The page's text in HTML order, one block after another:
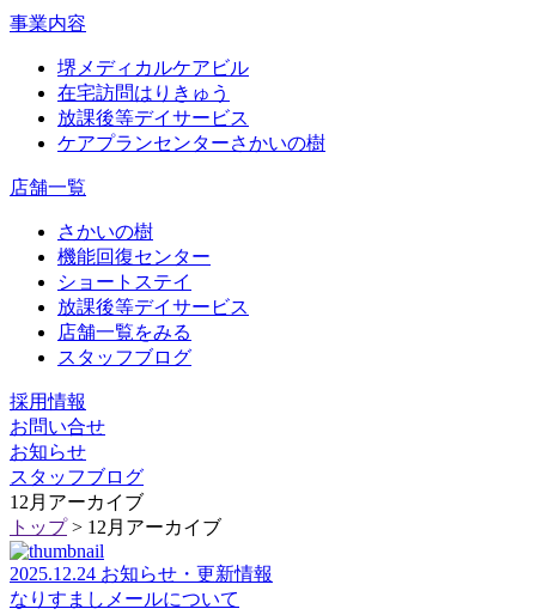
事業内容
堺メディカルケアビル
在宅訪問はりきゅう
放課後等デイサービス
ケアプランセンターさかいの樹
店舗一覧
さかいの樹
機能回復センター
ショートステイ
放課後等デイサービス
店舗一覧をみる
スタッフブログ
採用情報
お問い合せ
お知らせ
スタッフブログ
12月アーカイブ
トップ> 12月アーカイブ
2025.12.24 お知らせ・更新情報
なりすましメールについて